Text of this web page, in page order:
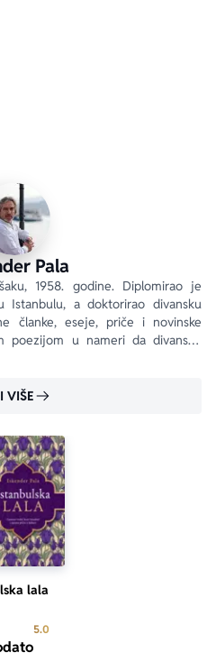
Pala
1958. godine. Diplomirao je
Istanbulu, a doktorirao divansku
članke, eseje, priče i novinske
poezijom u nameri da divansku
VIŠE
lala
5.0